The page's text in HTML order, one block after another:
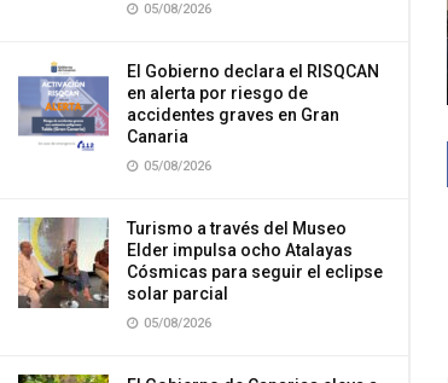
05/08/2026
El Gobierno declara el RISQCAN
en alerta por riesgo de
accidentes graves en Gran
Canaria
05/08/2026
Turismo a través del Museo
Elder impulsa ocho Atalayas
Cósmicas para seguir el eclipse
solar parcial
05/08/2026